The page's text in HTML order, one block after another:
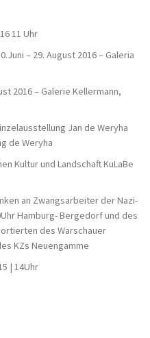
11 Uhr
– 29. August 2016 – Galeria
2016 – Galerie Kellermann,
Jan de Weryha
de Weryha
Kultur und Landschaft KuLaBe
an Zwangsarbeiter der Nazi-
Hamburg- Bergedorf und des
des Warschauer
KZs Neuengamme
| 14Uhr